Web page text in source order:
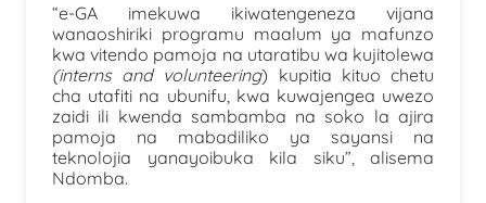
“e-GA imekuwa ikiwatengeneza vijana
wanaoshiriki programu maalum ya mafunzo
kwa vitendo pamoja na utaratibu wa kujitolewa
(interns and volunteering) kupitia kituo chetu
cha utafiti na ubunifu, kwa kuwajengea uwezo
zaidi ili kwenda sambamba na soko la ajira
pamoja na mabadiliko ya sayansi na
teknolojia yanayoibuka kila siku”, alisema
Ndomba.